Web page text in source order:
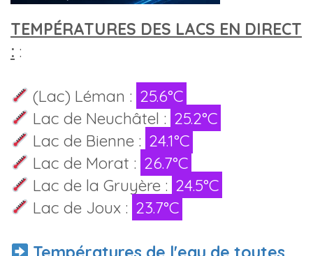
TEMPÉRATURES DES LACS EN DIRECT
: :
(Lac) Léman : 25.6°C
Lac de Neuchâtel : 25.2°C
Lac de Bienne : 24.1°C
Lac de Morat : 26.7°C
Lac de la Gruyère : 24.5°C
Lac de Joux : 23.7°C
Températures de l'eau de toutes